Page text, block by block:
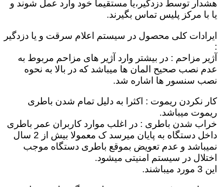
هشدار توسط دزدگیر،یا مستقیماٌ خود وارد عمل شوند و
یا با مرکز پلیس تماس بگیرند.
ایرادات کلی محصول در سیستم اعلام سرقت و یا دزدگیر
:
آژیر مزاحم : در بیشتر وارد آژیر های مزاحم مربوط به
عدم نصب صحیح المان ها میباشد که در بالا به نحوه
نصب سنسور ها اشاره شد.
کار نکردن ریموت : اکثرا به دلیل تمام شدن باطری
ریموت میباشد.
خراب شدن باطری : در اغلب موارد کاربران عمر باطری
داخل دستگاه به پایان میرسد ک معمولا بیش از 2 سال
نمیباشد و عدم تعویض بموقع باطری دستگاه موجب
اختلال در سیستم امنیتی میشود.
این 3 مورد میباشند.